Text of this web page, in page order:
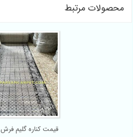
محصولات مرتبط
پخش عمده پادری برزنتی با